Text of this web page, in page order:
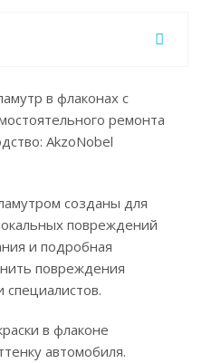
в флаконах с
ремонта
AkzoNobel
созданы для
повреждений
и подробная
повреждения
в флаконе
автомобиля.